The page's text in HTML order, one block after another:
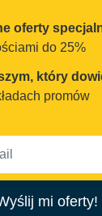
oferty
do 25%
który
promów
mi oferty!